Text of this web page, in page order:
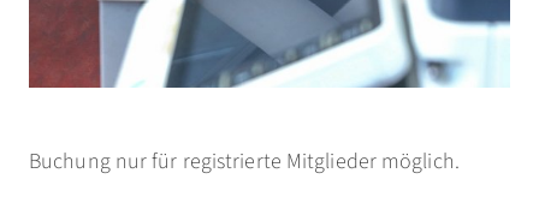
Buchung nur für registrierte Mitglieder möglich.